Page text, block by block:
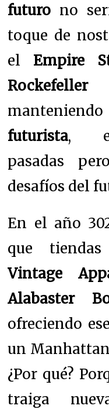
futuro no
toque de
el Empire
Rockefeller
futurista,
pasadas
desafíos del
En el año
que
Vintage
Alabaster
ofreciendo
un
¿Por qué?
traiga